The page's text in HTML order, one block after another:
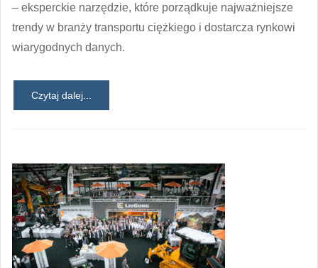
– eksperckie narzędzie, które porządkuje najważniejsze
trendy w branży transportu ciężkiego i dostarcza rynkowi
wiarygodnych danych.
Czytaj dalej...